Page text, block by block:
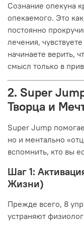
Сознание опекуна
опекаемого. Это
постоянно
лечения,
начинаете верить,
смысл только в
2. Super
Творца и
Super Jump
но и ментально
вспомнить, кто вы
Шаг 1:
Жизни)
Прежде всего, 8
устраняют